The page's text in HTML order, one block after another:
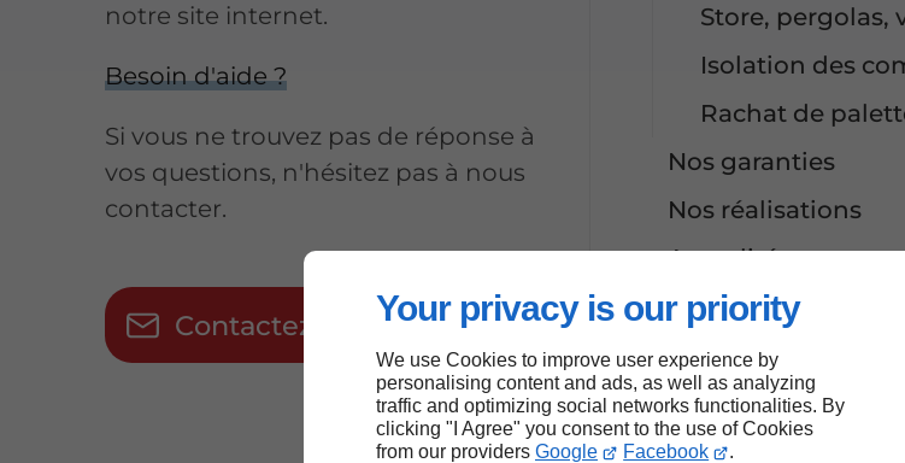
Your privacy is our priority
We use Cookies to improve user experience by
personalising content and ads, as well as analyzing
traffic and optimizing social networks functionalities. By
clicking "I Agree" you consent to the use of Cookies
from our providers Google Facebook .
notre site internet.​​
Besoin d'aide ?
Si vous ne trouvez pas de réponse à
vos questions, n'hésitez pas à nous
contacter.
Contactez-nous
Store, pergolas,
Isolation des
Rachat de
Nos garanties
Nos réalisations
Actualités
Nouveauté
Des
vous guider
Contactez-nous